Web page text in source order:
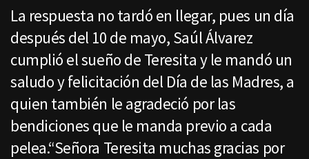
La respuesta no tardó en llegar, pues un día
después del 10 de mayo, Saúl Álvarez
cumplió el sueño de Teresita y le mandó un
saludo y felicitación del Día de las Madres, a
quien también le agradeció por las
bendiciones que le manda previo a cada
pelea.“Señora Teresita muchas gracias por